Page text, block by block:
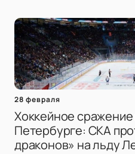
28 февраля
Хоккейное
Петербурге: СКА
драконов» на льду